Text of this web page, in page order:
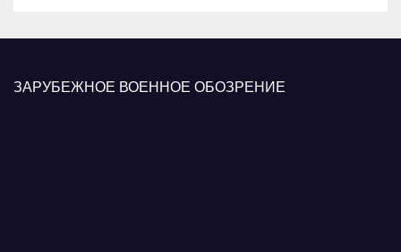
ЗАРУБЕЖНОЕ ВОЕННОЕ ОБОЗРЕНИЕ